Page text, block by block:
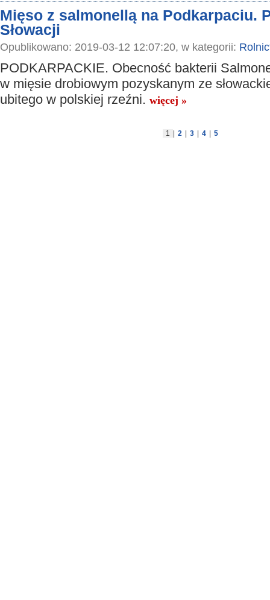
Mięso z salmonellą na Podkarpaciu.
Słowacji
Opublikowano: 2019-03-12 12:07:20, w kategorii:
PODKARPACKIE. Obecność bakterii
w mięsie drobiowym pozyskanym ze
ubitego w polskiej rzeźni. więcej »
1 2 3 4 5